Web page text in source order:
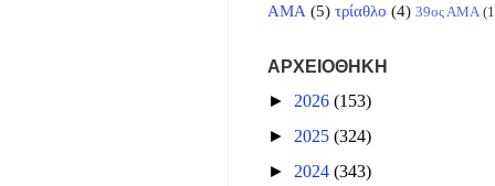
ΑΜΑ (5) τρίαθλο (4) 39ος ΑΜΑ
ΑΡΧΕΙΟΘΗΚΗ
► 2026 (153)
► 2025 (324)
► 2024 (343)